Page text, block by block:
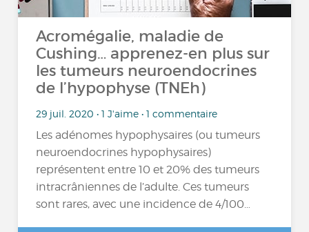
Acromégalie, maladie de
Cushing… apprenez-en plus sur
les tumeurs neuroendocrines
de l’hypophyse (TNEh)
29 juil. 2020 • 1 J'aime • 1 commentaire
Les adénomes hypophysaires (ou tumeurs
neuroendocrines hypophysaires)
représentent entre 10 et 20% des tumeurs
intracrâniennes de l’adulte. Ces tumeurs
sont rares, avec une incidence de 4/100…